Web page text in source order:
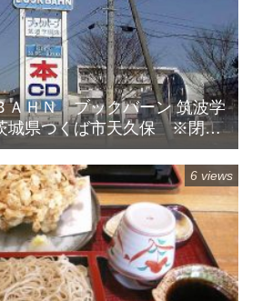
ＨＮ ブックバーン 筑波学
県つくば市天久保 ※閉店
6 views